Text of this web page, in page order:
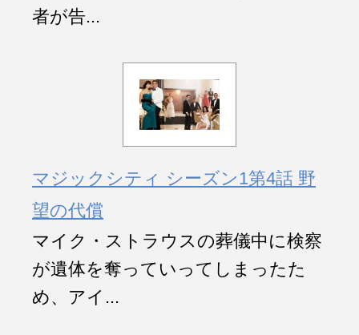
者が告...
マジックシティ シーズン1第4話 野
望の代償
マイク・ストラウスの葬儀中に検察
が遺体を奪っていってしまったた
め、アイ...